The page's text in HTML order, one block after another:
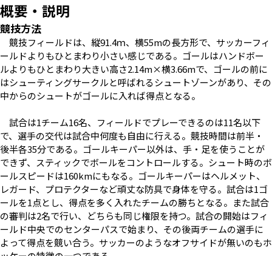
概要・説明
競技方法
競技フィールドは、縦91.4ｍ、横55mの長方形で、サッカーフィ
ールドよりもひとまわり小さい感じである。ゴールはハンドボー
ルよりもひとまわり大きい高さ2.14m×横3.66mで、ゴールの前に
はシューティングサークルと呼ばれるシュートゾーンがあり、その
中からのシュートがゴールに入れば得点となる。
試合は1チーム16名、フィールドでプレーできるのは11名以下
で、選手の交代は試合中何度も自由に行える。競技時間は前半・
後半各35分である。ゴールキーパー以外は、手・足を使うことが
できず、スティックでボールをコントロールする。シュート時のボ
ールスピードは160kmにもなる。ゴールキーパーはヘルメット、
レガード、プロテクターなど頑丈な防具で身体を守る。試合は1ゴ
ールを1点とし、得点を多く入れたチームの勝ちとなる。また試合
の審判は2名で行い、どちらも同じ権限を持つ。試合の開始はフィ
ールド中央でのセンターパスで始まり、その後両チームの選手に
よって得点を競い合う。サッカーのようなオフサイドが無いのもホ